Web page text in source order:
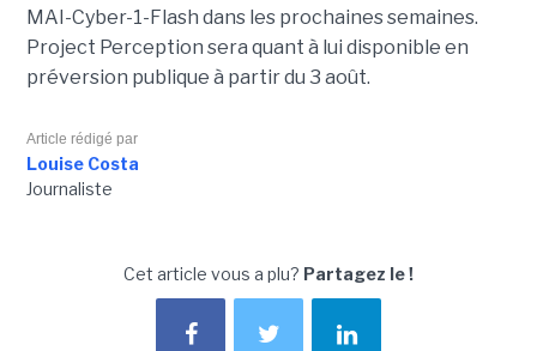
MAI-Cyber-1-Flash dans les prochaines semaines.
Project Perception sera quant à lui disponible en
préversion publique à partir du 3 août.
Article rédigé par
Louise Costa
Journaliste
Cet article vous a plu? Partagez le !